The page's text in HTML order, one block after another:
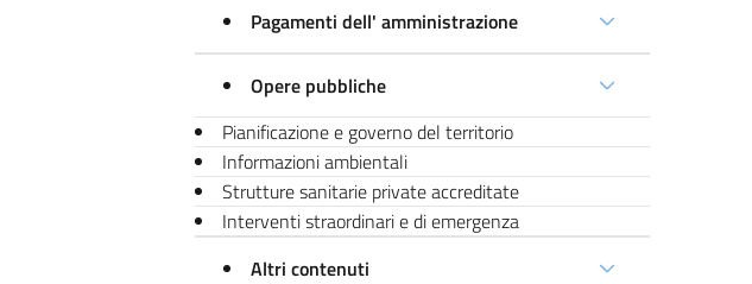
Pagamenti dell' amministrazione
Opere pubbliche
Pianificazione e governo del territorio
Informazioni ambientali
Strutture sanitarie private accreditate
Interventi straordinari e di emergenza
Altri contenuti